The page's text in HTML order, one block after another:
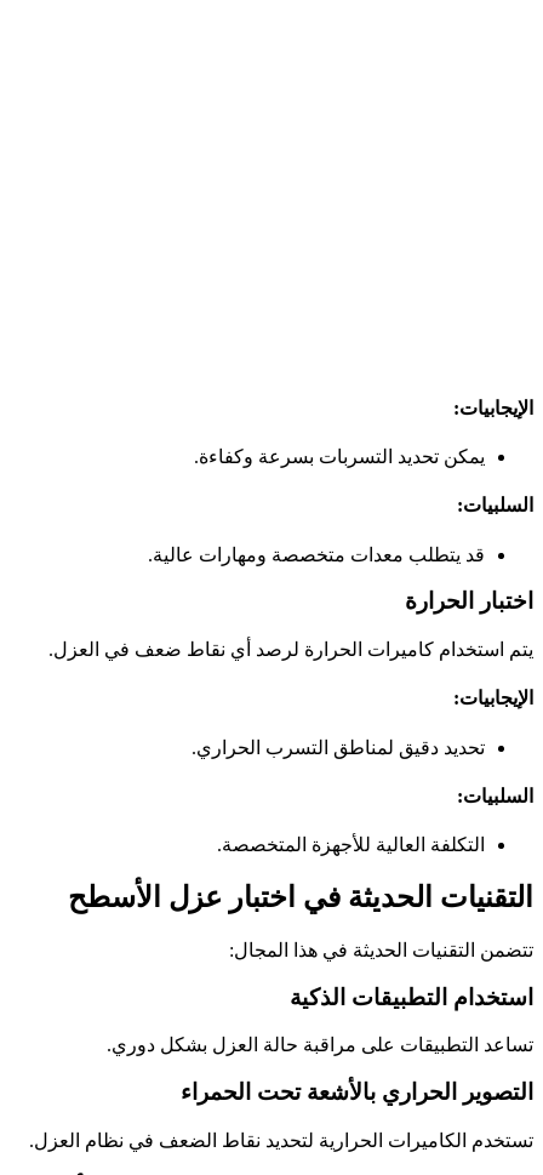
الإيجابيات:
يمكن تحديد التسربات بسرعة وكفاءة.
السلبيات:
قد يتطلب معدات متخصصة ومهارات عالية.
اختبار الحرارة
يتم استخدام كاميرات الحرارة لرصد أي نقاط ضعف في العزل.
الإيجابيات:
تحديد دقيق لمناطق التسرب الحراري.
السلبيات:
التكلفة العالية للأجهزة المتخصصة.
التقنيات الحديثة في اختبار عزل الأسطح
تتضمن التقنيات الحديثة في هذا المجال:
استخدام التطبيقات الذكية
تساعد التطبيقات على مراقبة حالة العزل بشكل دوري.
التصوير الحراري بالأشعة تحت الحمراء
تستخدم الكاميرات الحرارية لتحديد نقاط الضعف في نظام العزل.